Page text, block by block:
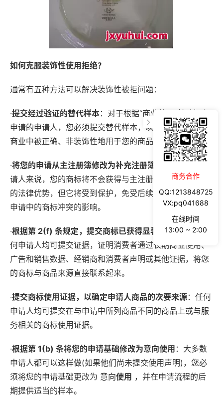
如何克服装饰性使用拒绝？
通常有五种方法可以解决装饰性被拒问题：
·提交经过验证的替代样本：对于根据“商业使用”基础提交
申请的申请人，您必须提交替代样本，以证明您的商标在
商业中被正确、非装饰性地用于您的商品。
·将您的申请从主注册簿修改为补充注册簿
请人来说，您的商标将不会获得与主注册簿上的商标相同
的法律优势，但它将受到保护，免受后续提交的 USPTO
申请中的商标冲突的影响。
·根据第 2(f) 条规定，提交商标已获得显著性的证据 ：任
何申请人均可提交证据，证明消费者通过长期商业使用、
广告和销售数据、经销商和消费者声明或其他证据，将您
的商标与商品来源直接联系起来。
·提交商标使用证据，以确定申请人商品的次要来源：任何
申请人均可提交在与申请中所列商品不同的商品上或与服
务相关的商标使用证据。
·根据第 1(b) 条将您的申请基础修改为意向使用 ：大多数
申请人都可以这样做(如果他们尚未提交使用声明)，您必
须将您的申请基础更改为 意向使用 ，并在申请流程的后
期提供适当的样本。
商务合作
QQ:1213848725
VX:pq041688
在线时间
13:00 ~ 2:00